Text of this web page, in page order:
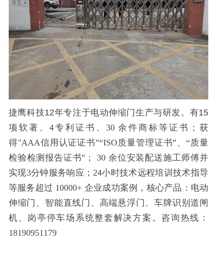
捷鹰科技12年专注于电动伸缩门生产与研发。有15
项软著、 4专利证书、 30 余件商标等证书；获
得"AAA信用认证证书”“ISO质量管理证书”、“质量
检验检测报告证书”；
30 余位安装配送施工师傅并
实现3分钟服务响应； 24小时技术远程培训技术指导
等服务超过 10000+ 企业成功案例，核心产品：电动
伸缩门、智能直线门、高端悬浮门、车牌识别道闸
机、岗亭停车场系统整套解决方案。咨询热线：
18190951179